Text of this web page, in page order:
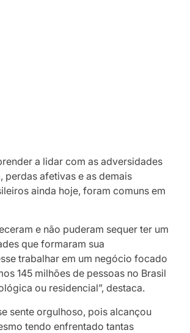
a lidar com as adversidades
afetivas e as demais
ainda hoje, foram comuns em
e não puderam sequer ter um
que formaram sua
trabalhar em um negócio focado
145 milhões de pessoas no Brasil
ou residencial”, destaca.
sente orgulhoso, pois alcançou
tendo enfrentado tantas